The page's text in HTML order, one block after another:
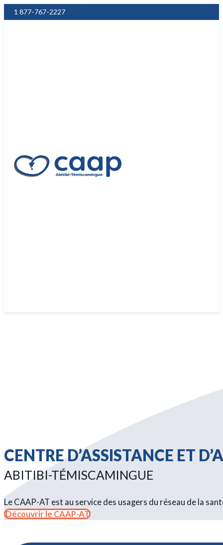
1 877-767-2227
CENTRE D’ASSISTANCE ET
ABITIBI-TÉMISCAMINGUE
Le CAAP-AT est au service des usagers du réseau de la
Découvrir le CAAP-AT